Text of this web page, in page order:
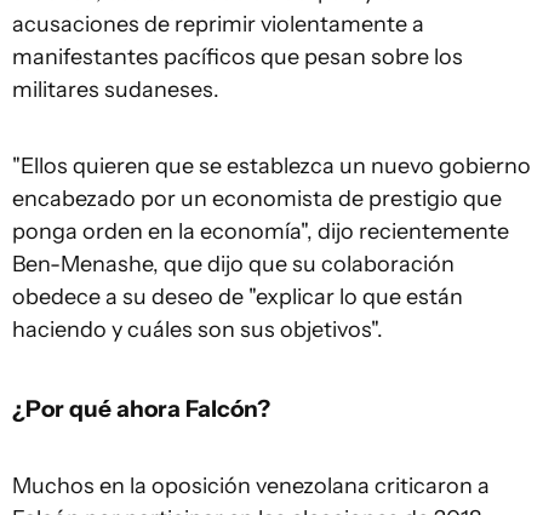
acusaciones de reprimir violentamente a
manifestantes pacíficos que pesan sobre los
militares sudaneses.
"Ellos quieren que se establezca un nuevo gobierno
encabezado por un economista de prestigio que
ponga orden en la economía", dijo recientemente
Ben-Menashe, que dijo que su colaboración
obedece a su deseo de "explicar lo que están
haciendo y cuáles son sus objetivos".
¿Por qué ahora Falcón?
Muchos en la oposición venezolana criticaron a